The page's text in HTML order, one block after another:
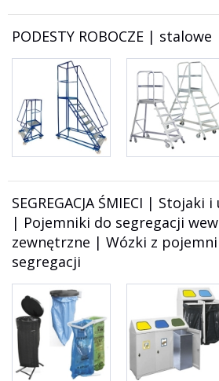
PODESTY ROBOCZE |
SEGREGACJA ŚMIECI |
| Pojemniki do segregacji
zewnętrzne | Wózki z
segregacji